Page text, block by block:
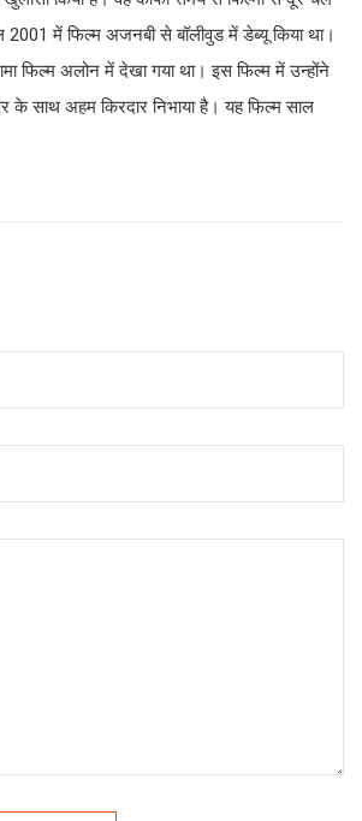
2001 में फिल्म अजनबी से बॉलीवुड में डेब्यू किया था।
फिल्म अलोन में देखा गया था। इस फिल्म में उन्होंने
के साथ अहम किरदार निभाया है। यह फिल्म साल